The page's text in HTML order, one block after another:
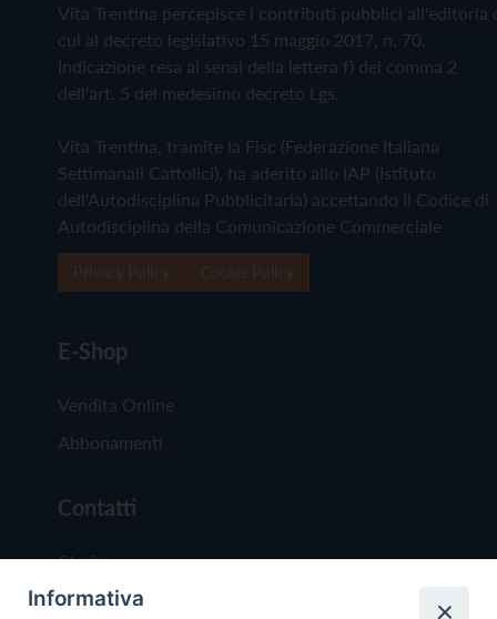
Vita Trentina percepisce i contributi pubblici all'editoria
cui al decreto legislativo 15 maggio 2017, n. 70.
Indicazione resa ai sensi della lettera f) del comma 2
dell'art. 5 del medesimo decreto Lgs.
Vita Trentina, tramite la Fisc (Federazione Italiana
Settimanali Cattolici), ha aderito allo IAP (Istituto
dell'Autodisciplina Pubblicitaria) accettando il Codice di
Autodisciplina della Comunicazione Commerciale
E-Shop
Vendita Online
Abbonamenti
Contatti
Chi Siamo
Redazione
Informativa